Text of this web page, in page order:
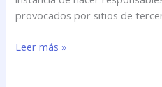
provocados por sitios de
caso
Virginia
Cunha
Leer más »